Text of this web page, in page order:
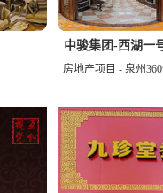
中骏集团-西湖一
房地产项目 - 泉州